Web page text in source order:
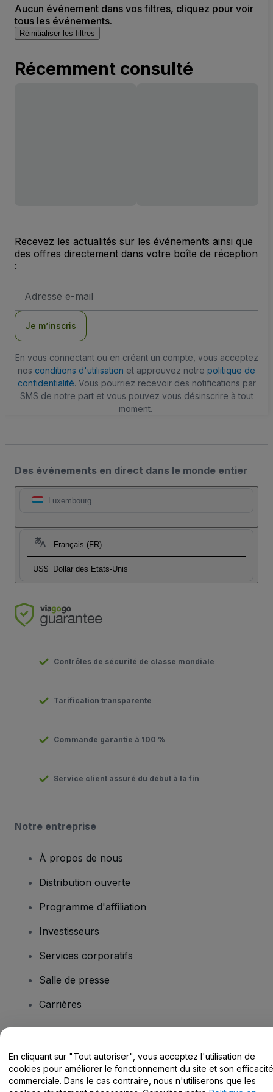
Aucun événement dans vos filtres, cliquez pour voir
tous les événements.
Réinitialiser les filtres
Récemment consulté
Recevez les actualités sur les événements ainsi que
des offres directement dans votre boîte de réception
:
e-
Je m’inscris
En vous connectant ou en créant un compte, vous acceptez
nos conditions d'utilisation et approuvez notre politique de
confidentialité. Vous pourriez recevoir des notifications par
SMS de notre part et vous pouvez vous désinscrire à tout
moment.
Des événements en direct dans le monde entier
Luxembourg
Français (FR)
US$ Dollar des Etats-Unis
Contrôles de sécurité de classe mondiale
Tarification transparente
Commande garantie à 100 %
Service client assuré du début à la fin
Notre entreprise
À propos de nous
Distribution ouverte
Programme d'affiliation
Investisseurs
Services corporatifs
Salle de presse
Carrières
Centre d'assistance / Nous contacter
En cliquant sur "Tout autoriser", vous acceptez l'utilisation de
cookies pour améliorer le fonctionnement du site et son efficacité
commerciale. Dans le cas contraire, nous n'utiliserons que les